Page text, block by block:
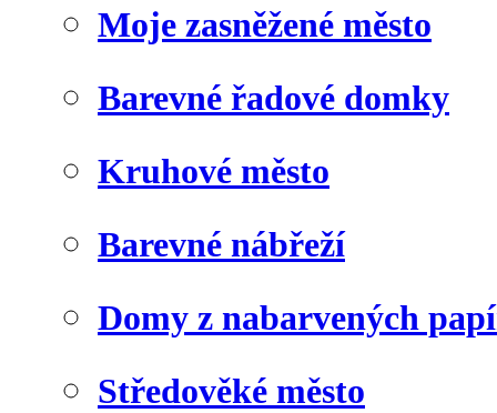
Moje zasněžené město
Barevné řadové domky
Kruhové město
Barevné nábřeží
Domy z nabarvených
Středověké město